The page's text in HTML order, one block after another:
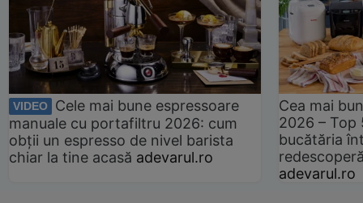
VIDEO
Cele mai bune espressoare
manuale cu portafiltru 2026: cum
obții un espresso de nivel barista
chiar la tine acasă adevarul.ro
Cea mai
2026 –
bucătăria
adevarul.ro